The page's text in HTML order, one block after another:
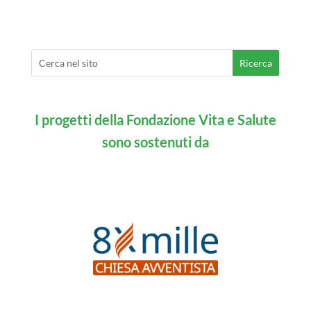
I progetti della Fondazione Vita e Salute
sono sostenuti da